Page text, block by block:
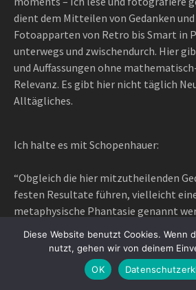
dient dem Mitteilen von Gedanken
Fotoapparten von Retro bis Smart in
unterwegs und zwischendurch. Hier
und Auffassungen ohne
Relevanz. Es gibt hier nicht täglich
Alltägliches.
Ich halte es mit Schopenhauer:
“Obgleich die hier mitzutheilenden
festen Resultate führen, vielleicht
metaphysische Phantasie genannt
habe ich mich doch nicht entschließen
Vergessenheit zu übergeben; weil sie
zum Vergleich mit seinen eigenen,
Gegenstand gehegten, willkommen
Diese Website benutzt Cookies. Wenn
nutzt, gehen wir von deinem
OK